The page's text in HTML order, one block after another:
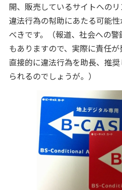
開、販売しているサイトへのリ
違法行為の幇助にあたる可能
べきです。（報道、社会への
もありますので、実際に責任
直接的に違法行為を助長、推
られるのでしょうが。）